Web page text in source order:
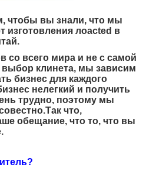
чтобы вы знали, что мы
изготовления лоacted в
со всего мира и не с самой
выбор клинета, мы зависим
бизнес для каждого
нелегкий и получить
трудно, поэтому мы
что,
обещание, что то, что вы